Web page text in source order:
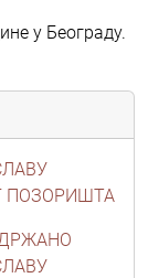
у Београду.
ПОЗОРИШТА